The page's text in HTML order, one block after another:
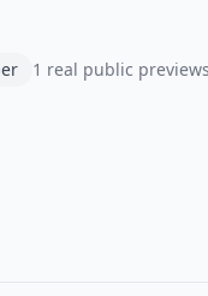
1 real public previews